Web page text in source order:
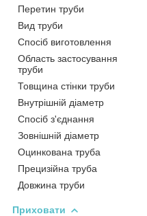
Перетин труби
Вид труби
Спосіб виготовлення
Область застосування
труби
Товщина стінки труби
Внутрішній діаметр
Спосіб з'єднання
Зовнішній діаметр
Оцинкована труба
Прецизійна труба
Довжина труби
Приховати